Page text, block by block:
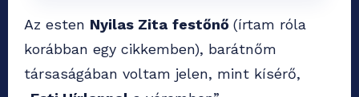
Az esten Nyilas Zita festőnő (írtam róla
korábban egy cikkemben), barátnőm
társaságában voltam jelen, mint kísérő,